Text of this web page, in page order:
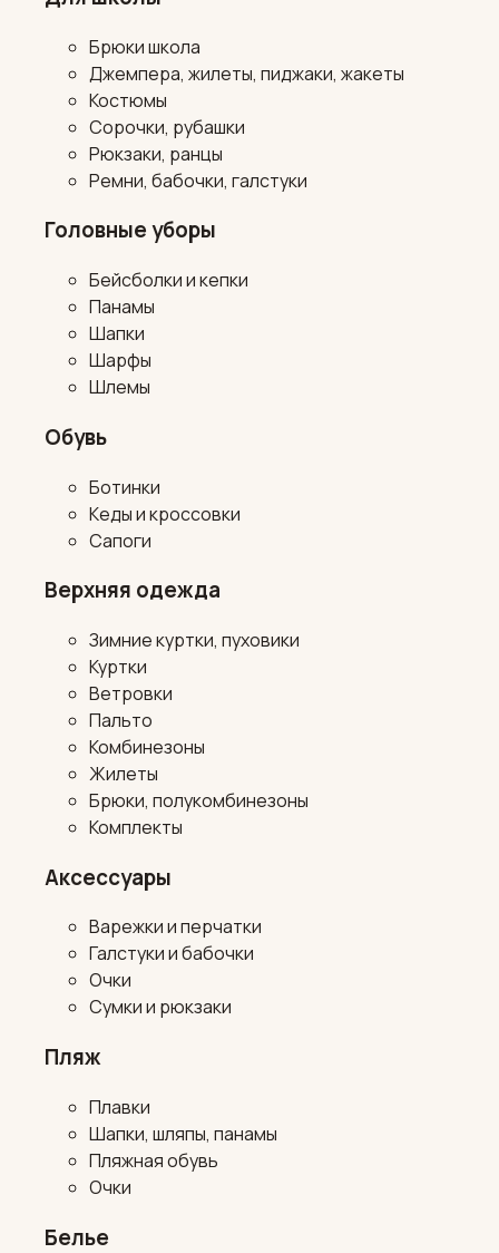
Брюки школа
Джемпера, жилеты, пиджаки, жакеты
Костюмы
Сорочки, рубашки
Рюкзаки, ранцы
Ремни, бабочки, галстуки
Головные уборы
Бейсболки и кепки
Панамы
Шапки
Шарфы
Шлемы
Обувь
Ботинки
Кеды и кроссовки
Сапоги
Верхняя одежда
Зимние куртки, пуховики
Куртки
Ветровки
Пальто
Комбинезоны
Жилеты
Брюки, полукомбинезоны
Комплекты
Аксессуары
Варежки и перчатки
Галстуки и бабочки
Очки
Сумки и рюкзаки
Пляж
Плавки
Шапки, шляпы, панамы
Пляжная обувь
Очки
Белье